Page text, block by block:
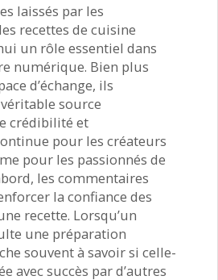
laissés par les
recettes de cuisine
un rôle essentiel dans
numérique. Bien plus
d’échange, ils
source
crédibilité et
pour les créateurs
pour les passionnés de
les commentaires
la confiance des
recette. Lorsqu’un
une préparation
souvent à savoir si celle-
avec succès par d’autres